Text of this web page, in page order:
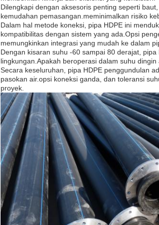
Dilengkapi dengan aksesoris penting seperti
kemudahan pemasangan.meminimalkan risiko
Dalam hal metode koneksi, pipa HDPE ini
kompatibilitas dengan sistem yang ada.Opsi
memungkinkan integrasi yang mudah ke dalam
Dengan kisaran suhu -60 sampai 80 derajat,
lingkungan.Apakah beroperasi dalam suhu
Secara keseluruhan, pipa HDPE penggundulan
pasokan air.opsi koneksi ganda, dan toleransi
proyek.